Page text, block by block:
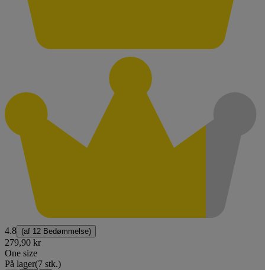
4.8 (af 12 Bedømmelse)
279,90 kr
One size
På lager(7 stk.)